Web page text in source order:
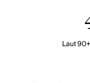
Laut